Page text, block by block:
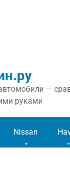
—
руками
Nissan